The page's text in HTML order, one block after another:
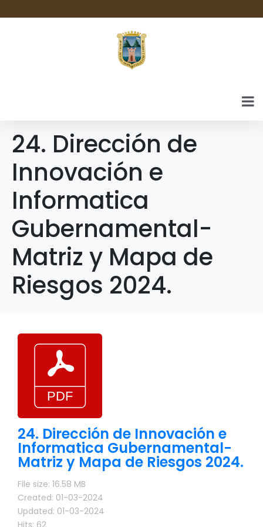
24. Dirección de
Innovación e
Informatica
Gubernamental-
Matriz y Mapa de
Riesgos 2024.
24. Dirección de Innovación e
Informatica Gubernamental-
Matriz y Mapa de Riesgos 2024.
File size: 16.58 MB
Created: 01-03-2024
Updated: 01-03-2024
Hits: 62